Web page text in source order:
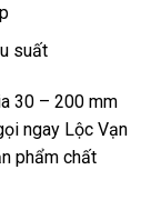
suất
30 – 200 mm
ngay Lộc Vạn
phẩm chất